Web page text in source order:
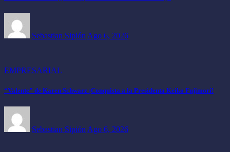
Sebastian Sipión Ago 6, 2026
EMPRESARIAL
“Valente” de Karen Schwarz ¡Conquista a la Presidenta Keiko Fujimori!
Sebastian Sipión Ago 6, 2026